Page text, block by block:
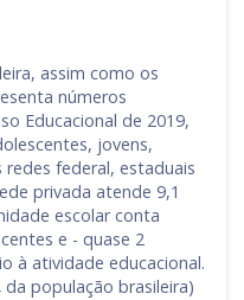
assim como os
números
Educacional de 2019,
jovens,
federal, estaduais
privada atende 9,1
escolar conta
e - quase 2
à atividade educacional.
população brasileira)